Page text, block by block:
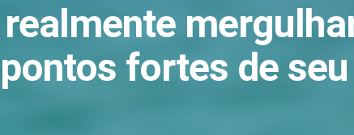
fortes de